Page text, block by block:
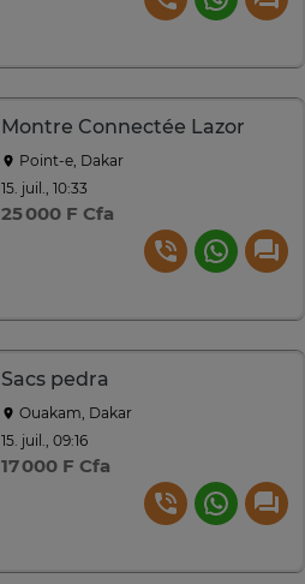
Montre Connectée Lazor
Point-e, Dakar
15. juil., 10:33
25 000 F Cfa
Sacs pedra
Ouakam, Dakar
15. juil., 09:16
17 000 F Cfa